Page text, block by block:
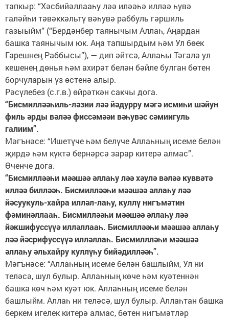
тапкыр: “Хәсбийәллааһу ләә иләәһә илләә һувә
галәйһи тәвәккәльтү вәһувә раббуль гәршиль
газыыйм” (“Бердәнбер таянычым Аллаһ, Аңардан
башка таянычым юк. Аңа тапшырдым һәм Ул бөек
Гарешнең Раббысы”), — дип әйтсә, Аллаһы Тәгалә ул
кешенең дөнья һәм ахирәт белән бәйле булган бөтен
борчуларын үз өстенә алыр.
Рәсүлебез (с.г.в.) өйрәткән сакчы дога.
“Бисмилләәһиль-ләзии ләә йәдурру мәгә исмиһи шәйун
филь әрды вәләә фиссәмәәи вәһувәс сәмиигуль
галиим”.
Мәгънәсе: “Ишетүче һәм белүче Аллаһның исеме белән
җирдә һәм күктә бернәрсә зарар китерә алмас”.
Өченче дога.
“Бисмилләәһи мәәшәә әллаһу ләә хәулә вәләә куввәтә
илләә билләәһ. Бисмилләәһи мәәшәә әллаһу ләә
йәсуукуль-хайра илләл-лаһу, куллү нигъмәтин
фәминәллааһ. Бисмилләәһи мәәшәә әллаһу ләә
йәкшифуссүүә илләллааһ. Бисмилләәһи мәәшәә әллаһу
ләә йәсрифуссүүә илләллаһ. Бисмиллләһи мәәшәә
әллаһу әльхайру куллүһу бийәдилләәһ”.
Мәгънәсе: “Аллаһның исеме белән башлыйм, Ул ни
теләсә, шул булыр. Аллаһның көче һәм куәтеннән
башка көч һәм куәт юк. Аллаһның исеме белән
башлыйм. Аллаһ ни теләсә, шул булыр. Аллаһтан башка
беркем игелек китерә алмас, бөтен нигъмәтләр